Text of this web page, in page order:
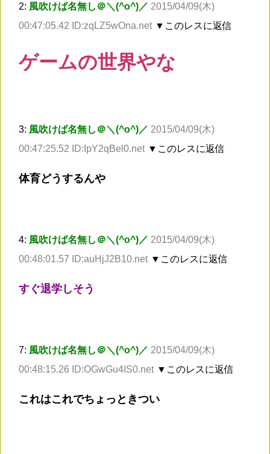
2: 風吹けば名無し＠＼(^o^)／ 2015/04/09(木)
00:47:05.42 ID:zqLZ5wOna.net ▼このレスに返信
ゲームの世界やな
3: 風吹けば名無し＠＼(^o^)／ 2015/04/09(木)
00:47:25.52 ID:IpY2qBel0.net ▼このレスに返信
体育どうするんや
4: 風吹けば名無し＠＼(^o^)／ 2015/04/09(木)
00:48:01.57 ID:auHjJ2B10.net ▼このレスに返信
すぐ退学しそう
7: 風吹けば名無し＠＼(^o^)／ 2015/04/09(木)
00:48:15.26 ID:OGwGu4IS0.net ▼このレスに返信
これはこれでちょっときつい